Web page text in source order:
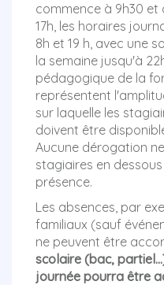
commence à 9h30 et
17h, les horaires
8h et 19 h, avec une
la semaine jusqu'à
pédagogique de la
représentent
sur laquelle les
doivent être
Aucune dérogation
stagiaires en
présence.
Les absences, par
familiaux (sauf
ne peuvent être
scolaire (bac,
journée pourra être